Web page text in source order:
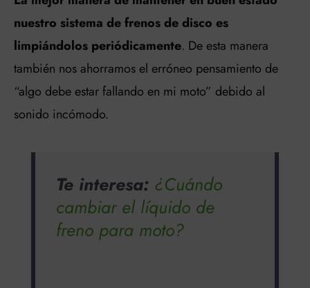
nuestro sistema de frenos de disco es
limpiándolos periódicamente. De esta manera
también nos ahorramos el erróneo pensamiento de
“algo debe estar fallando en mi moto” debido al
sonido incómodo.
Te interesa: ¿Cuándo
cambiar el líquido de
freno para moto?